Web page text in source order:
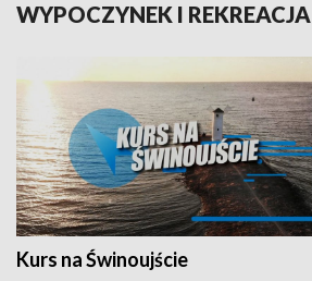
WYPOCZYNEK I REKREACJA
Kurs na Świnoujście